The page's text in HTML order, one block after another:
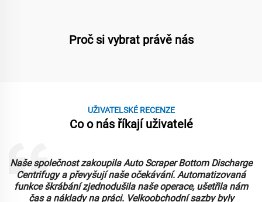
Proč si vybrat právě nás
UŽIVATELSKÉ RECENZE
Co o nás říkají uživatelé
Naše společnost zakoupila Auto Scraper Bottom Discharge
Centrifugy a převyšují naše očekávání. Automatizovaná
funkce škrábání zjednodušila naše operace, ušetřila nám
čas a náklady na práci. Velkoobchodní sazby byly